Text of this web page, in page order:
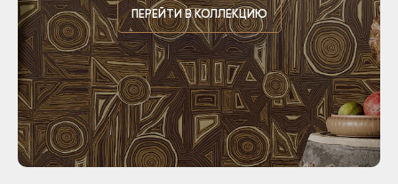
ПЕРЕЙТИ В КОЛЛЕКЦИЮ